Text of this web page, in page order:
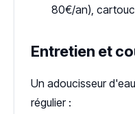
80€/an),
Entretien et
Un adoucisseur
régulier :